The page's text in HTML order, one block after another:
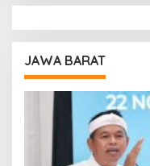
JAWA BARAT